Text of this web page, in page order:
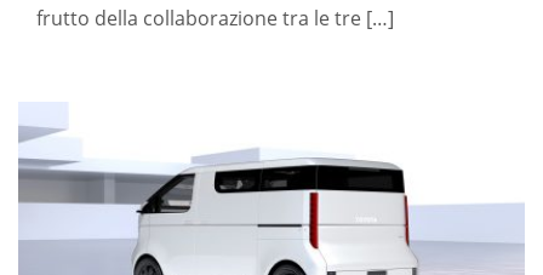
frutto della collaborazione tra le tre […]